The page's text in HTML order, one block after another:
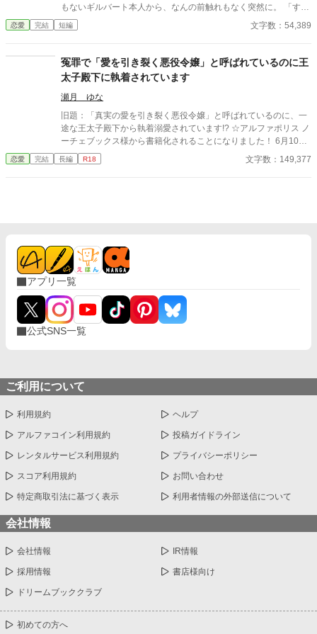
もないギルバート本人から、なんの前触れもなく突然に。 「すま
ない、オフィリア。」 「畏まりました、王太子殿下。」 そう答え
るしかない、わたくし。それ以外の答えなど求められてはいない
恋愛 完結 短編 文字数：54,389
冤罪で「愛を引き裂く悪役令嬢」と呼ばれているのに王
太子殿下に執着されています
瀬月 ゆな
旧題：「真実の愛を引き裂く悪役令嬢」と呼ばれているのに、一
途な王太子殿下から執着溺愛されています!? ☆アルファポリス ノ
ーチェブックス様から書籍化されることになりました！ 6月10日
以降は書籍版の内容に差し替えされ、レンタルでの公開となりま
す。 その他、詳しくは近況ボードをご覧下さい。 「セレスティア
身体を開かれてしまい――！？ ☆タイトルは変更になるかもしれ
ません ☆3月25日22時更新分にて完結しました
恋愛 完結 長編 R18 文字数：149,377
アプリ一覧
公式SNS一覧
ご利用について
利用規約 ヘルプ
アルファコイン利用規約 投稿ガイドライン
レンタルサービス利用規約 プライバシーポリシー
スコア利用規約 お問い合わせ
特定商取引法に基づく表示 利用者情報の外部送信について
会社情報
会社情報 IR情報
採用情報 書店様向け
ドリームブッククラブ
初めての方へ